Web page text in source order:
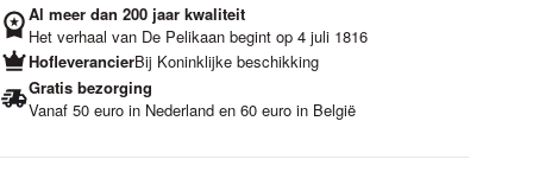
Al meer dan 200 jaar kwaliteit
Het verhaal van De Pelikaan begint op 4 juli 1816
HofleverancierBij Koninklijke beschikking
Gratis bezorging
Vanaf 50 euro in Nederland en 60 euro in België